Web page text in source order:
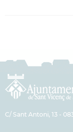
C/ Sant Antoni, 13 -